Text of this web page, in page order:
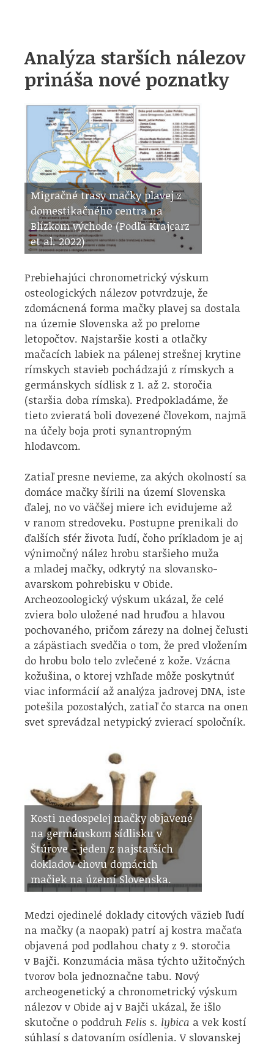
Analýza starších nálezov
prináša nové poznatky
Migračné trasy mačky plavej z
domestikačného centra na
Blízkom východe (Podľa Krajcarz
et al. 2022)
Prebiehajúci chronometrický výskum
osteologických nálezov potvrdzuje, že
zdomácnená forma mačky plavej sa dostala
na územie Slovenska až po prelome
letopočtov. Najstaršie kosti a otlačky
mačacích labiek na pálenej strešnej krytine
rímskych stavieb pochádzajú z rímskych a
germánskych sídlisk z 1. až 2. storočia
(staršia doba rímska). Predpokladáme, že
tieto zvieratá boli dovezené človekom, najmä
na účely boja proti synantropným
hlodavcom.
Zatiaľ presne nevieme, za akých okolností sa
domáce mačky šírili na území Slovenska
ďalej, no vo väčšej miere ich evidujeme až
v ranom stredoveku. Postupne prenikali do
ďalších sfér života ľudí, čoho príkladom je aj
výnimočný nález hrobu staršieho muža
a mladej mačky, odkrytý na slovansko-
avarskom pohrebisku v Obide.
Archeozoologický výskum ukázal, že celé
zviera bolo uložené nad hruďou a hlavou
pochovaného, pričom zárezy na dolnej čeľusti
a zápästiach svedčia o tom, že pred vložením
do hrobu bolo telo zvlečené z kože. Vzácna
kožušina, o ktorej vzhľade môže poskytnúť
viac informácií až analýza jadrovej DNA, iste
potešila pozostalých, zatiaľ čo starca na onen
svet sprevádzal netypický zvierací spoločník.
Kosti nedospelej mačky objavené
na germánskom sídlisku v
Štúrove – jeden z najstarších
dokladov chovu domácich
mačiek na území Slovenska.
Medzi ojedinelé doklady citových väzieb ľudí
na mačky (a naopak) patrí aj kostra mačaťa
objavená pod podlahou chaty z 9. storočia
v Bajči. Konzumácia mäsa týchto užitočných
tvorov bola jednoznačne tabu. Nový
archeogenetický a chronometrický výskum
nálezov v Obide aj v Bajči ukázal, že išlo
skutočne o poddruh Felis s. lybica a vek kostí
súhlasí s datovaním osídlenia. V slovanskej